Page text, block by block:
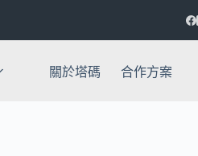
關於塔碼 合作方案